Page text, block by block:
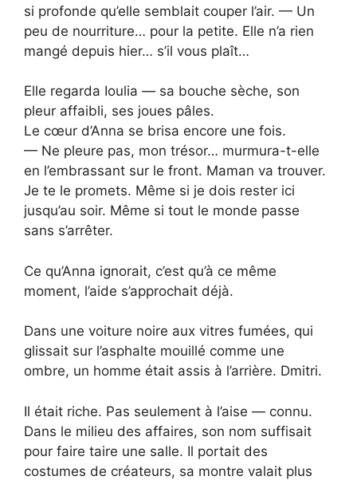
si profonde qu’elle semblait couper l’air. — Un
peu de nourriture… pour la petite. Elle n’a rien
mangé depuis hier… s’il vous plaît…
Elle regarda Ioulia — sa bouche sèche, son
pleur affaibli, ses joues pâles.
Le cœur d’Anna se brisa encore une fois.
— Ne pleure pas, mon trésor… murmura-t-elle
en l’embrassant sur le front. Maman va trouver.
Je te le promets. Même si je dois rester ici
jusqu’au soir. Même si tout le monde passe
sans s’arrêter.
Ce qu’Anna ignorait, c’est qu’à ce même
moment, l’aide s’approchait déjà.
Dans une voiture noire aux vitres fumées, qui
glissait sur l’asphalte mouillé comme une
ombre, un homme était assis à l’arrière. Dmitri.
Il était riche. Pas seulement à l’aise — connu.
Dans le milieu des affaires, son nom suffisait
pour faire taire une salle. Il portait des
costumes de créateurs, sa montre valait plus